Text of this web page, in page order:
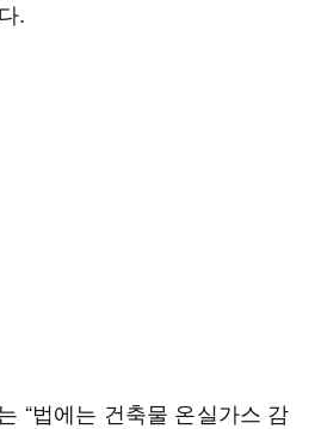
.
“법에는 건축물 온실가스 감